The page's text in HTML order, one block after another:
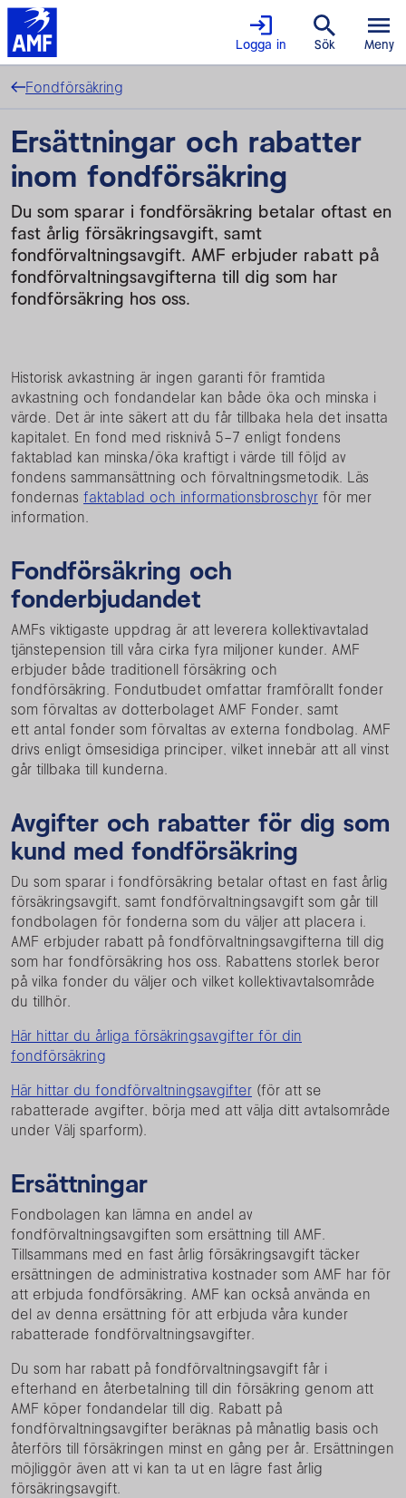
Logga in Sök Meny
Fondförsäkring
Ersättningar och rabatter
inom fondförsäkring
Du som sparar i fondförsäkring betalar oftast en
fast årlig försäkringsavgift, samt
fondförvaltningsavgift. AMF erbjuder rabatt på
fondförvaltningsavgifterna till dig som har
fondförsäkring hos oss.
Historisk avkastning är ingen garanti för framtida
avkastning och fondandelar kan både öka och minska i
värde. Det är inte säkert att du får tillbaka hela det insatta
kapitalet. En fond med risknivå 5–7 enligt fondens
faktablad kan minska/öka kraftigt i värde till följd av
fondens sammansättning och förvaltningsmetodik. Läs
fondernas faktablad och informationsbroschyr för mer
information.
Fondförsäkring och
fonderbjudandet
AMFs viktigaste uppdrag är att leverera kollektivavtalad
tjänstepension till våra cirka fyra miljoner kunder. AMF
erbjuder både traditionell försäkring och
fondförsäkring. Fondutbudet omfattar framförallt fonder
som förvaltas av dotterbolaget AMF Fonder, samt
ett antal fonder som förvaltas av externa fondbolag. AMF
drivs enligt ömsesidiga principer, vilket innebär att all vinst
går tillbaka till kunderna.
Avgifter och rabatter för dig som
kund med fondförsäkring
Du som sparar i fondförsäkring betalar oftast en fast årlig
försäkringsavgift, samt fondförvaltningsavgift som går till
fondbolagen för fonderna som du väljer att placera i.
AMF erbjuder rabatt på fondförvaltningsavgifterna till dig
som har fondförsäkring hos oss. Rabattens storlek beror
på vilka fonder du väljer och vilket kollektivavtalsområde
du tillhör.
Här hittar du årliga försäkringsavgifter för din
fondförsäkring
Här hittar du fondförvaltningsavgifter (för att se
rabatterade avgifter, börja med att välja ditt avtalsområde
under Välj sparform).
Ersättningar
Fondbolagen kan lämna en andel av
fondförvaltningsavgiften som ersättning till AMF.
Tillsammans med en fast årlig försäkringsavgift täcker
ersättningen de administrativa kostnader som AMF har för
att erbjuda fondförsäkring. AMF kan också använda en
del av denna ersättning för att erbjuda våra kunder
rabatterade fondförvaltningsavgifter.
Du som har rabatt på fondförvaltningsavgift får i
efterhand en återbetalning till din försäkring genom att
AMF köper fondandelar till dig. Rabatt på
fondförvaltningsavgifter beräknas på månatlig basis och
återförs till försäkringen minst en gång per år. Ersättningen
möjliggör även att vi kan ta ut en lägre fast årlig
försäkringsavgift.